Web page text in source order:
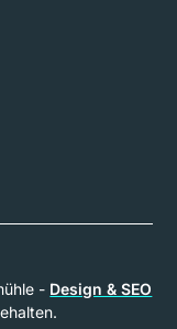
- Design & SEO